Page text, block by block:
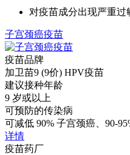
对疫苗成分出现严重过
子宫颈癌疫苗
疫苗品牌
加卫苗9 (9价) HPV疫苗
建议接种年龄
9 岁或以上
可预防的传染病
可减低 90% 子宫颈癌、90-
详情
疫苗药厂